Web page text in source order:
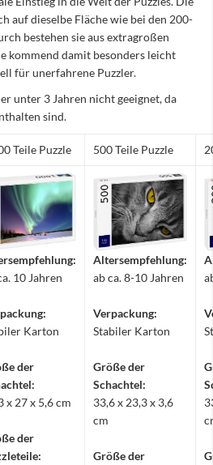
auf dieselbe Fläche wie bei den 200-
bestehen sie aus extragroßen
kommend damit besonders leicht
für unerfahrene Puzzler.
unter 3 Jahren nicht geeignet, da
sind.
Teile Puzzle 500 Teile Puzzle
10 Jahren
Karton
der
x 27 x 5,6 cm
der
Altersempfehlung:
ab ca. 8-10 Jahren
Verpackung:
Stabiler Karton
Größe der
Schachtel:
33,6 x 23,3 x 3,6
cm
Größe der